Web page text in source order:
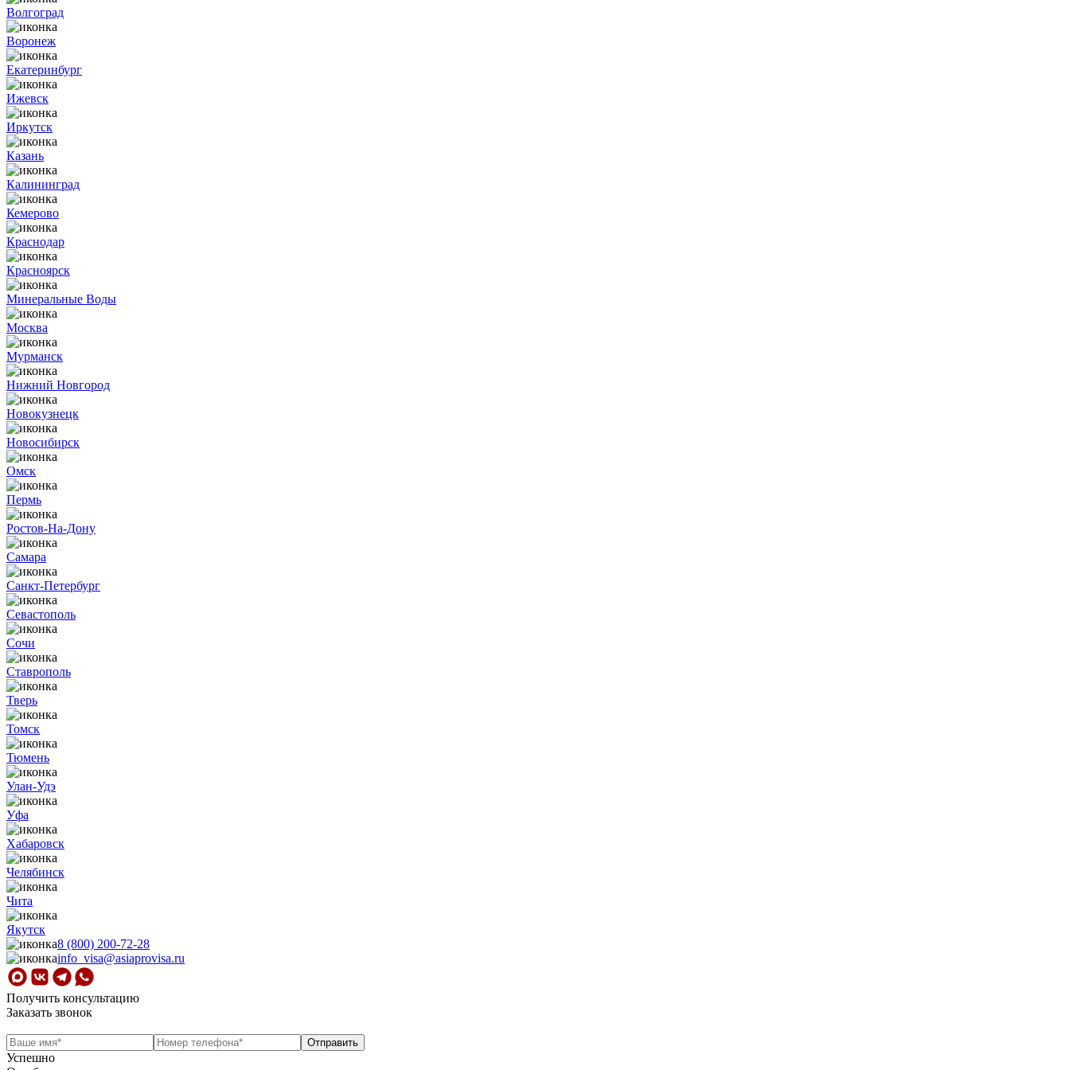
Волгоград
Воронеж
Екатеринбург
Ижевск
Иркутск
Казань
Калининград
Кемерово
Краснодар
Красноярск
Минеральные Воды
Москва
Мурманск
Нижний Новгород
Новокузнецк
Новосибирск
Омск
Пермь
Ростов-На-Дону
Самара
Санкт-Петербург
Севастополь
Сочи
Ставрополь
Тверь
Томск
Тюмень
Улан-Удэ
Уфа
Хабаровск
Челябинск
Чита
Якутск
8 (800) 200-72-28
info_visa@asiaprovisa.ru
Получить консультацию
Заказать звонок
Успешно